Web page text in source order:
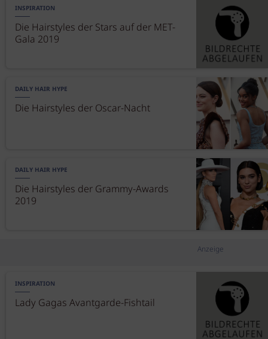
INSPIRATION
Die Hairstyles der Stars auf der MET-
Gala 2019
DAILY HAIR HYPE
Die Hairstyles der Oscar-Nacht
DAILY HAIR HYPE
Die Hairstyles der Grammy-Awards
2019
Anzeige
INSPIRATION
Lady Gagas Avantgarde-Fishtail